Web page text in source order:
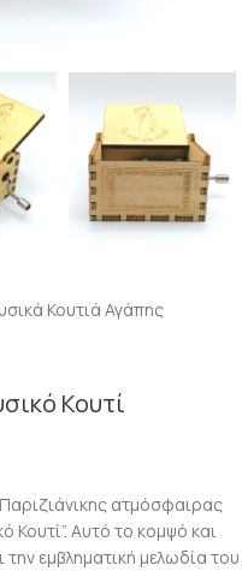
Κουτιά Αγάπης
Κουτί
ατμόσφαιρας
Κουτί”. Αυτό το κομψό και
εμβληματική μελωδία του